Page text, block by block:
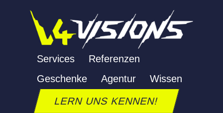
Services
Referenzen
Geschenke
Agentur Wissen
LERN UNS KENNEN!
SEO ANGEBOT
Letzte Aktualisierung: 24. September 2025